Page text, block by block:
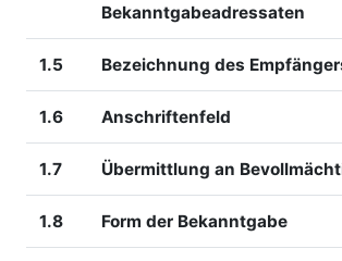
Bekanntgabeadressaten
1.5 Bezeichnung des
1.6 Anschriftenfeld
1.7 Übermittlung an
1.8 Form der Bekanntgabe